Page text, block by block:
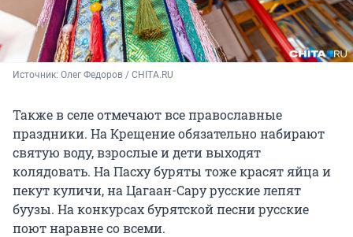
Источник: Олег Федоров / CHITA.RU
Также в селе отмечают все православные
праздники. На Крещение обязательно набирают
святую воду, взрослые и дети выходят
колядовать. На Пасху буряты тоже красят яйца и
пекут куличи, на Цагаан-Сару русские лепят
буузы. На конкурсах бурятской песни русские
поют наравне со всеми.